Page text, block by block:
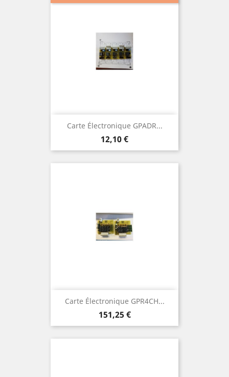
Carte Électronique GPADR...
Prix
12,10 €
Carte Électronique GPR4CH...
Prix
151,25 €